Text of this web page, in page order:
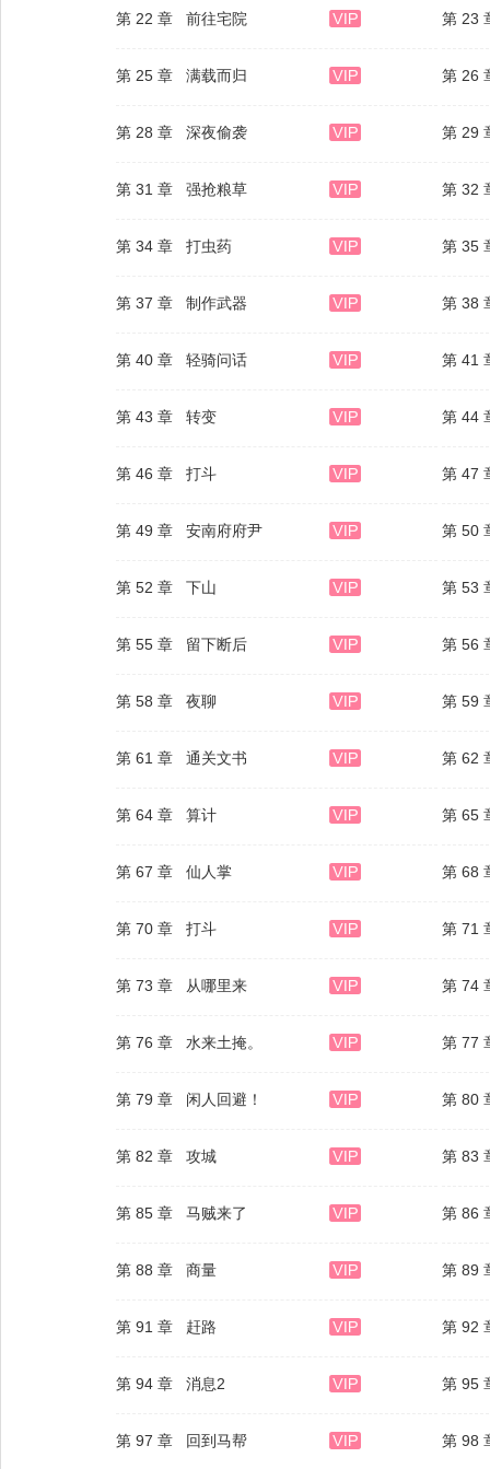
第 22 章 前往宅院 第 23
第 25 章 满载而归 第 26
第 28 章 深夜偷袭 第 29
第 31 章 强抢粮草 第 32
第 34 章 打虫药 第 35
第 37 章 制作武器 第 38
第 40 章 轻骑问话 第 41
第 43 章 转变 第 44
第 46 章 打斗 第 47
第 49 章 安南府府尹 第 50
第 52 章 下山 第 53
第 55 章 留下断后 第 56
第 58 章 夜聊 第 59
第 61 章 通关文书 第 62
第 64 章 算计 第 65
第 67 章 仙人掌 第 68
第 70 章 打斗 第 71
第 73 章 从哪里来 第 74
第 76 章 水来土掩。 第 77
第 79 章 闲人回避！ 第 80
第 82 章 攻城 第 83
第 85 章 马贼来了 第 86
第 88 章 商量 第 89
第 91 章 赶路 第 92
第 94 章 消息2 第 95
第 97 章 回到马帮 第 98